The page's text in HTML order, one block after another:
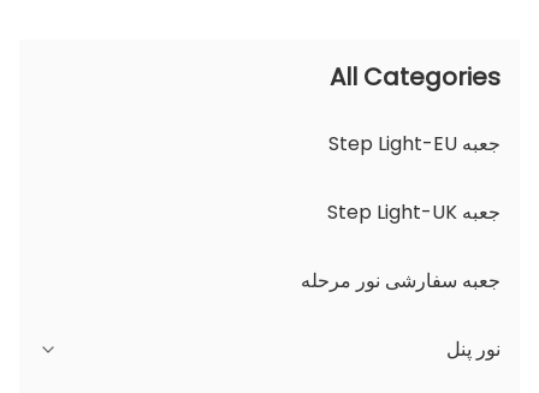
All Categories
جعبه Step Light-EU
جعبه Step Light-UK
جعبه سفارشی نور مرحله
نور پنل